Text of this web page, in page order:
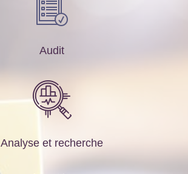
Audit
Analyse et recherche